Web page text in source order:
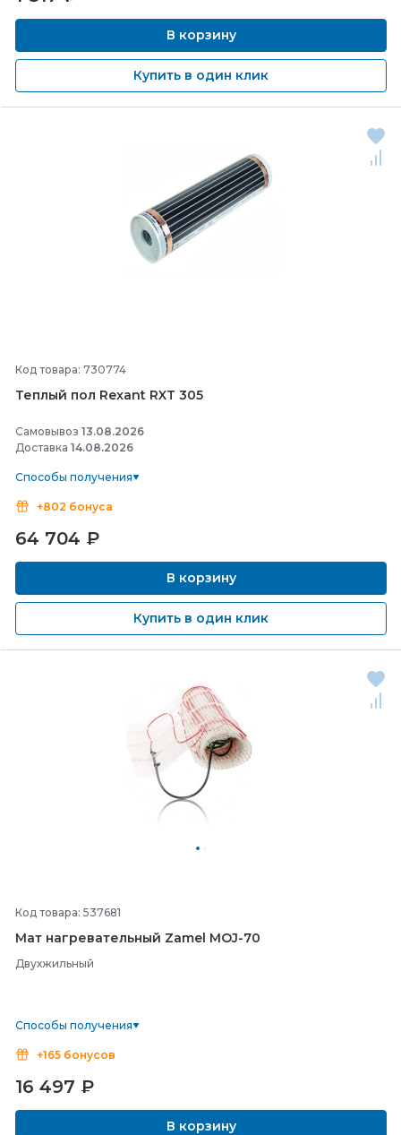
В корзину
Купить в один клик
Код товара: 730774
Теплый пол Rexant RXT 305
Самовывоз 13.08.2026
Доставка 14.08.2026
Способы получения
+802 бонуса
64 704 ₽
В корзину
Купить в один клик
Код товара: 537681
Мат нагревательный Zamel MOJ-70
Двухжильный
Способы получения
+165 бонусов
16 497 ₽
В корзину